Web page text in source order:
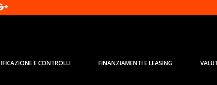
E CONTROLLI FINANZIAMENTI E LEASING